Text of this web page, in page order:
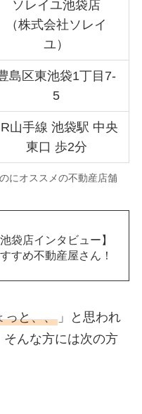
ソレイユ池袋店
（株式会社ソレイ
ユ）
島区東池袋1丁目7-
5
山手線 池袋駅 中央
東口 歩2分
にオススメの不動産店舗
袋店インタビュー】
すめ不動産屋さん！
っと、、」と思われ
んな方には次の方